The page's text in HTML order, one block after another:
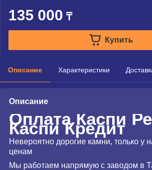
135 000 ₸
Купить
Описание Характеристики
Описание
Оплата Каспи
Каспи Кредит
Невероятно дорогие камни, только у
ценам
Мы работаем напрямую с заводом в